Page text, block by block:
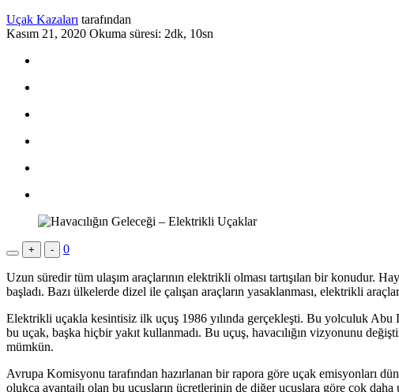
Uçak Kazaları tarafından
Kasım 21, 2020 Okuma süresi: 2dk, 10sn
+ - 0
Uzun süredir tüm ulaşım araçlarının elektrikli olması tartışılan bir konudur.
başladı. Bazı ülkelerde dizel ile çalışan araçların yasaklanması, elektrikli
Elektrikli uçakla kesintisiz ilk uçuş 1986 yılında gerçekleşti. Bu yolculuk Abu
bu uçak, başka hiçbir yakıt kullanmadı. Bu uçuş, havacılığın vizyonunu
mümkün.
Avrupa Komisyonu tarafından hazırlanan bir rapora göre uçak emisyonları
olukça avantajlı olan bu uçuşların ücretlerinin de diğer uçuşlara göre çok daha